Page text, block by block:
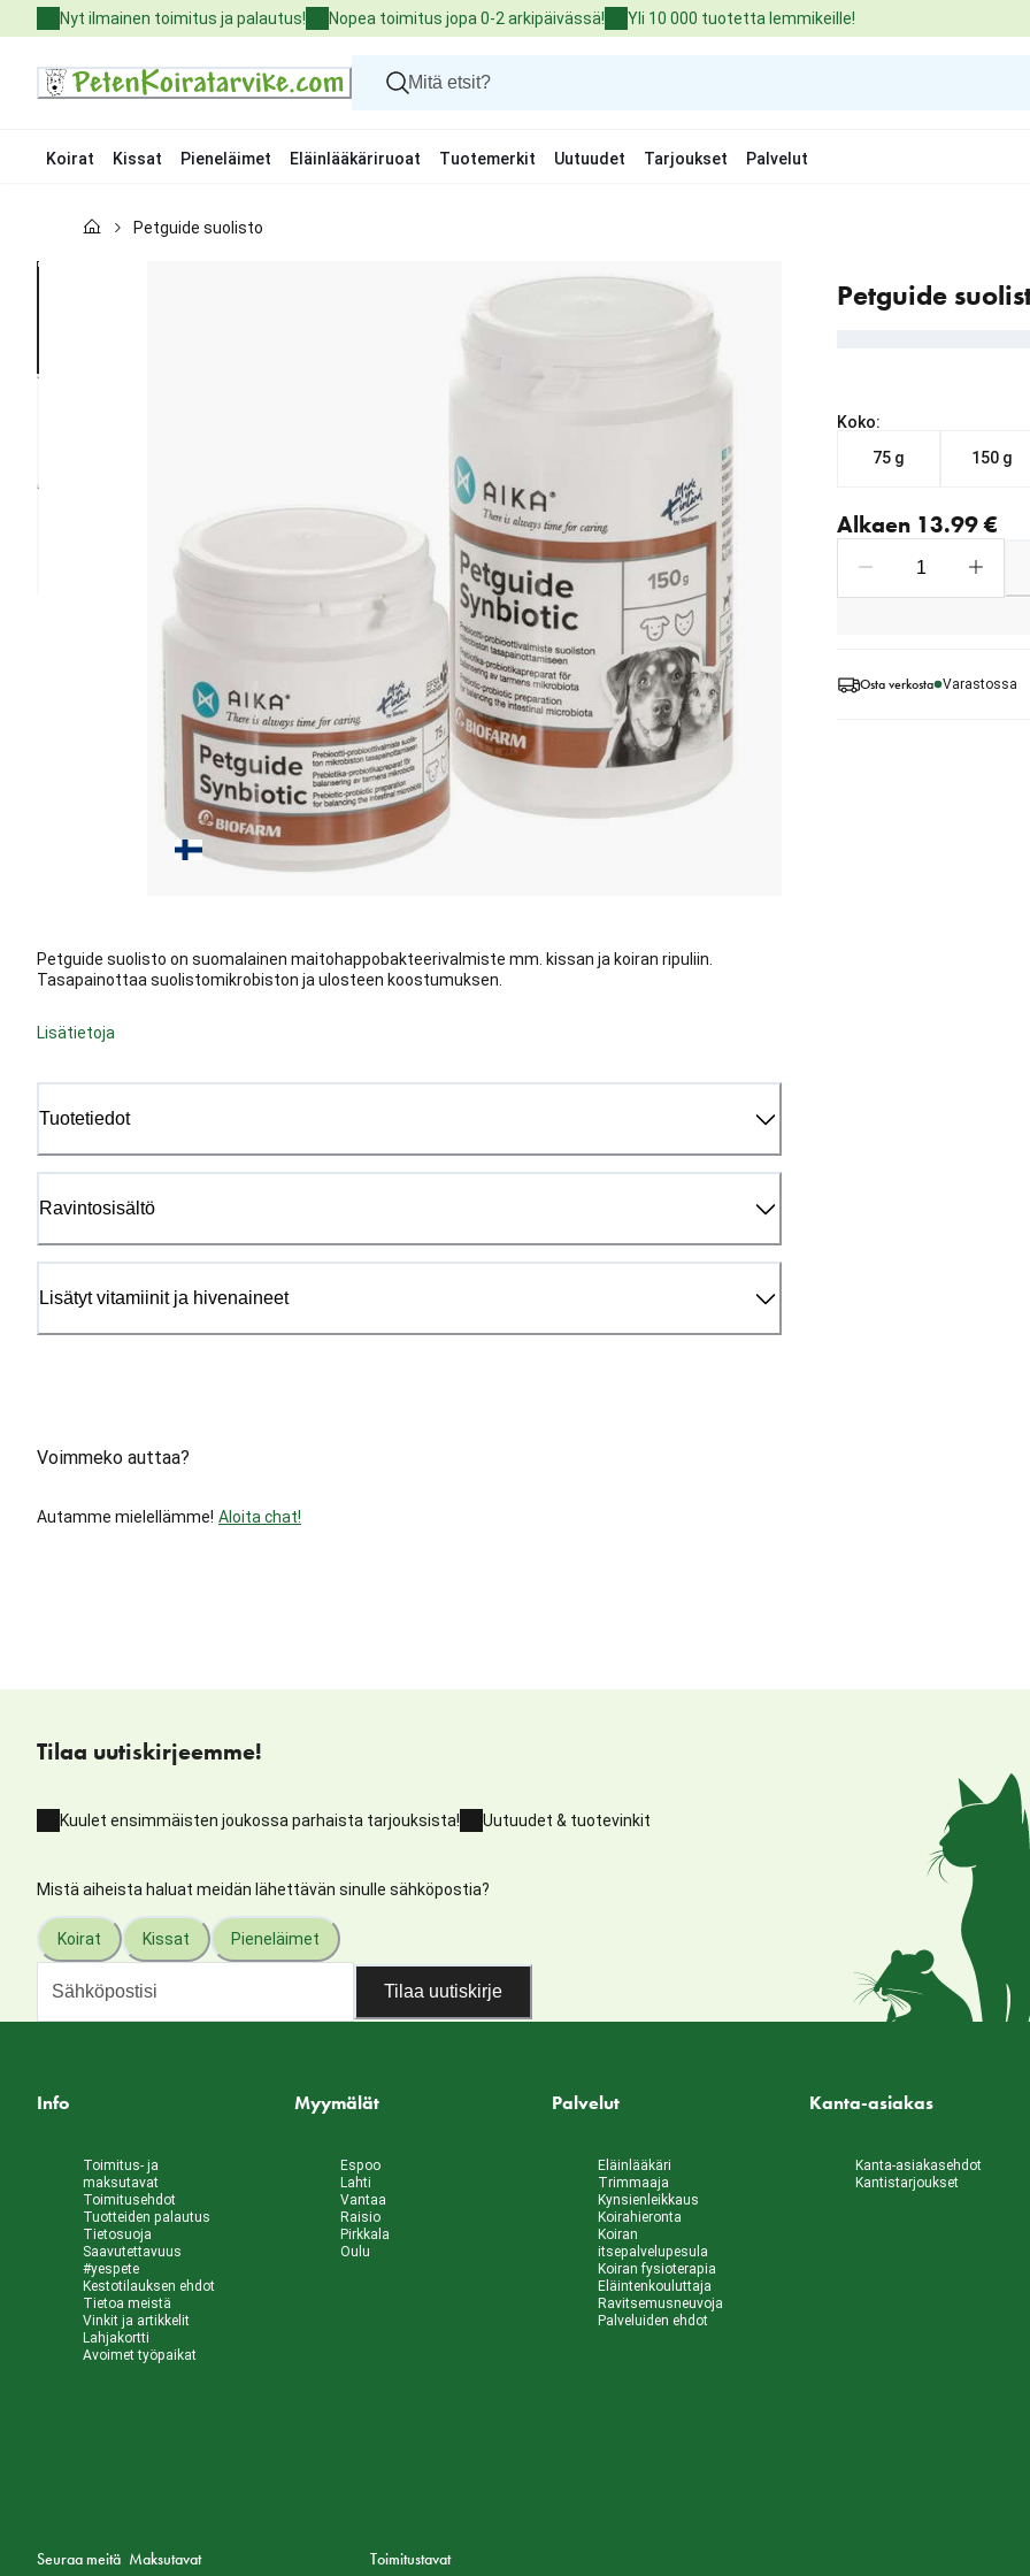
to
Nyt ilmainen toimitus ja palautus! Nopea toimitus jopa 0-2 arkipäivässä! Yli 10 000 tuotetta lemmikeille!
Koirat Kissat Pieneläimet Eläinlääkäriruoat Tuotemerkit Uutuudet Tarjoukset Palvelut
Kissat
Petguide suolisto
Petguide
Petguide suolisto on suomalainen maitohappobakteerivalmiste mm. kissan ja koiran ripuliin.
Tasapainottaa suolistomikrobiston ja ulosteen koostumuksen.
Lisätietoja
Tuotetiedot
Ravintosisältö
Lisätyt vitamiinit ja hivenaineet
Voimmeko auttaa?
Autamme mielellämme! Aloita chat!
Koko:
75 g
150 g
Alkaen 13.99 €
Osta verkosta Varastossa
Tilaa uutiskirjeemme!
Kuulet ensimmäisten joukossa parhaista tarjouksista! Uutuudet & tuotevinkit
Mistä aiheista haluat meidän lähettävän sinulle sähköpostia?
Koirat Kissat Pieneläimet
Tilaa uutiskirje
Info
Toimitus- ja
maksutavat
Toimitusehdot
Tuotteiden palautus
Tietosuoja
Saavutettavuus
#yespete
Kestotilauksen ehdot
Tietoa meistä
Vinkit ja artikkelit
Lahjakortti
Avoimet työpaikat
Myymälät
Espoo
Lahti
Vantaa
Raisio
Pirkkala
Oulu
Palvelut
Eläinlääkäri
Trimmaaja
Kynsienleikkaus
Koirahieronta
Koiran
itsepalvelupesula
Koiran fysioterapia
Eläintenkouluttaja
Ravitsemusneuvoja
Palveluiden ehdot
Kanta-asiakas
Kanta-asiakasehdot
Kantistarjoukset
Seuraa meitä Maksutavat Toimitustavat